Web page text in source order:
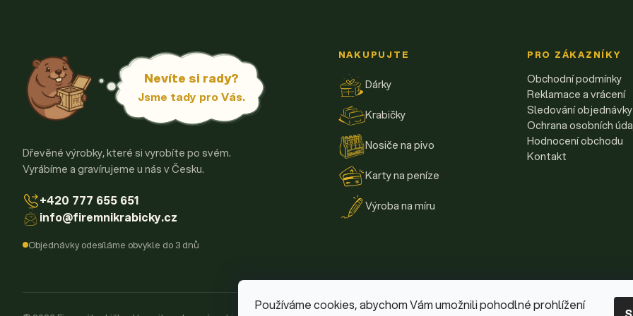
Používáme cookies, abychom Vám umožnili pohodlné prohlížení
Nevíte si rady?
Jsme tady pro Vás.
Dřevěné výrobky, které si vyrobíte po svém.
Vyrábíme a gravírujeme u nás v Česku.
+420 777 655 651
info@firemnikrabicky.cz
Objednávky odesíláme obvykle do 3 dnů
NAKUPUJTE
Dárky
Krabičky
Nosiče na pivo
Karty na peníze
Výroba na míru
PRO ZÁKAZNÍKY
Obchodní podmínky
Reklamace a vrácení
Sledování objednávky
Ochrana osobních
Hodnocení obchodu
Kontakt